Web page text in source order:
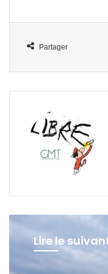
Partager
Lire le